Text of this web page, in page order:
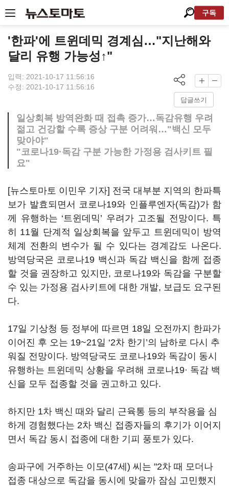
구독
'한파'에 트윈데믹 경계심…"지난해와
달리 유행 가능성↑"
입력: 2021-10-17 11:56:16
수정: 2021-10-17 11:56:16
답글쓰기
일상회복 방역완화 때 접촉 증가…독감유행 우려
젊고 건강할 수록 증상 구분 어려워…"백신 모두
맞아야"
"코로나19·독감 구분 가능한 가정용 검사키트 필
요"
[뉴스토마토 이민우 기자] 전국 대부분 지역의 한파특
보가 발효되면서 코로나19와 인플루엔자(독감)가 함
께 유행하는 ‘트윈데믹’ 우려가 고조될 전망이다. 특
히 11월 단계적 일상회복을 앞두고 트윈데믹이 방역
체계 전환의 변수가 될 수 있다는 경계감도 나온다.
방역당국은 코로나19 백신과 독감 백신을 함께 접종
할 것을 권장하고 있지만, 코로나19와 독감을 구분할
수 있는 가정용 검사키트에 대한 개발, 보급도 요구된
다.
17일 기상청 등 정부에 따르면 18일 오전까지 한파가
이어진 후 오는 19~21일 ‘2차 한기’의 남하로 다시 추
워질 전망이다. 방역당국도 코로나19와 독감이 동시
유행하는 트윈데믹 상황을 우려해 코로나19· 독감 백
신을 모두 접종할 것을 권고하고 있다.
하지만 1차 백신 때와 달리 근육통 등의 부작용을 심
하게 경험했다는 2차 백신 접종자들의 후기가 이어지
면서 독감 동시 접종에 대한 기피 풍토가 있다.
송파구에 거주하는 이모(47세) 씨는 "2차 때 모더나
접종 대상으로 독감을 동시에 맞을까 잠심 고민했지